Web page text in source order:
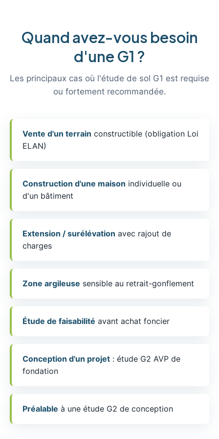
Quand avez-vous besoin
d'une G1 ?
Les principaux cas où l'étude de sol G1 est requise
ou fortement recommandée.
Vente d'un terrain constructible (obligation Loi
ELAN)
Construction d'une maison individuelle ou
d'un bâtiment
Extension / surélévation avec rajout de
charges
Zone argileuse sensible au retrait-gonflement
Étude de faisabilité avant achat foncier
Conception d'un projet : étude G2 AVP de
fondation
Préalable à une étude G2 de conception